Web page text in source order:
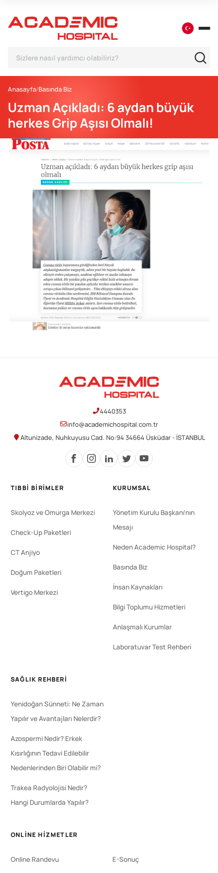
Anasayfa Basında Biz
Uzman Açıkladı: 6 aydan büyük
herkes Grip Aşısı Olmalı!
4440353
info@academichospital.com.tr
Altunizade, Nuhkuyusu Cad. No:94 34664 Üsküdar - İSTANBUL
TIBBI BIRIMLER
Skolyoz ve Omurga Merkezi
Check-Up Paketleri
CT Anjiyo
Doğum Paketleri
Vertigo Merkezi
KURUMSAL
Yönetim Kurulu Başkanı'nın
Mesajı
Neden Academic Hospital?
Basında Biz
İnsan Kaynakları
Bilgi Toplumu Hizmetleri
Anlaşmalı Kurumlar
Laboratuvar Test Rehberi
SAĞLIK REHBERI
Yenidoğan Sünneti: Ne Zaman
Yapılır ve Avantajları Nelerdir?
Azospermi Nedir? Erkek
Kısırlığının Tedavi Edilebilir
Nedenlerinden Biri Olabilir mi?
Trakea Radyolojisi Nedir?
Hangi Durumlarda Yapılır?
ONLINE HIZMETLER
Online Randevu E-Sonuç